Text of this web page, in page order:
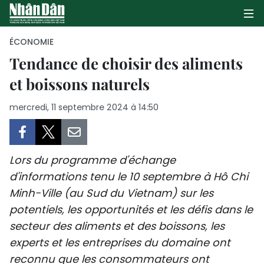
PAGE D'ACCUEIL
POLITIQUE
SOCIÉTÉ
CULTURE
TOURISME
ENVIRONNEMENT
ÉCONOMIE
Tendance de choisir des aliments
et boissons naturels
mercredi, 11 septembre 2024 à 14:50
Lors du programme d'échange
d'informations tenu le 10 septembre à Hô Chi
Minh-Ville (au Sud du Vietnam) sur les
potentiels, les opportunités et les défis dans le
secteur des aliments et des boissons, les
experts et les entreprises du domaine ont
reconnu que les consommateurs ont